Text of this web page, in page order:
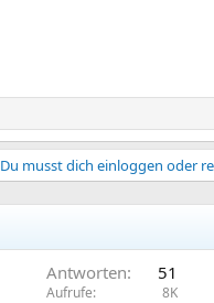
Du musst dich einloggen oder
Antworten 51
Aufrufe 8K